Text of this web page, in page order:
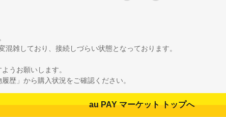
雑しており、接続しづらい状態となっております。
うお願いします。
歴」から購入状況をご確認ください。
au PAY マーケット トップへ